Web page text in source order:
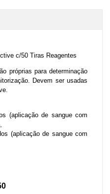
c/50 Tiras Reagentes
próprias para determinação
Devem ser usadas
(aplicação de sangue com
(aplicação de sangue com